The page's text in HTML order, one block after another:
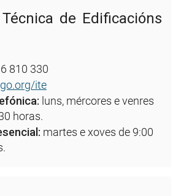
de Edificacións
810 330
ite
luns, mércores e venres
horas.
martes e xoves de 9:00